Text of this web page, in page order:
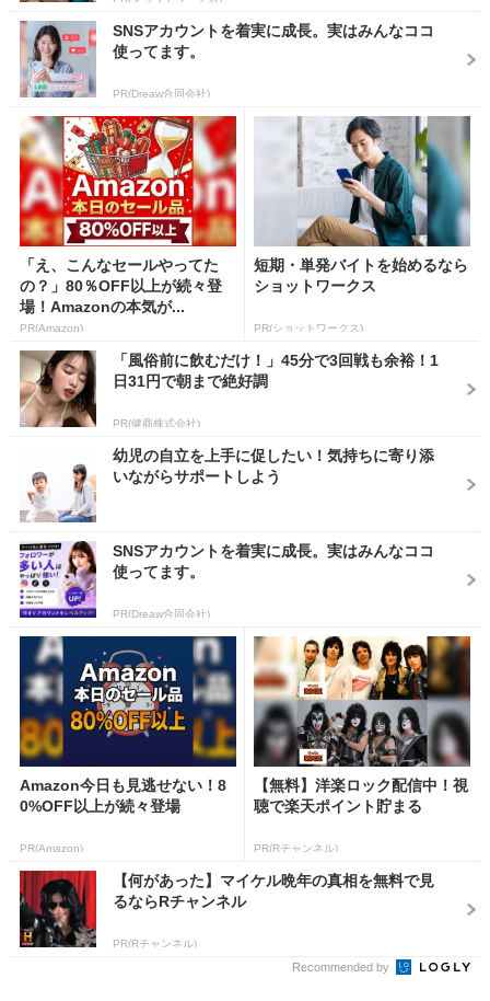
SNSアカウントを着実に成長。実はみんなココ
使ってます。
PR(Dreaw合同会社)
「え、こんなセールやってた
の？」80％OFF以上が続々登
場！Amazonの本気が...
PR(Amazon)
短期・単発バイトを始めるなら
ショットワークス
PR(ショットワークス)
「風俗前に飲むだけ！」45分で3回戦も余裕！1
日31円で朝まで絶好調
PR(健商株式会社)
幼児の自立を上手に促したい！気持ちに寄り添
いながらサポートしよう
SNSアカウントを着実に成長。実はみんなココ
使ってます。
PR(Dreaw合同会社)
Amazon今日も見逃せない！8
0%OFF以上が続々登場
PR(Amazon)
【無料】洋楽ロック配信中！視
聴で楽天ポイント貯まる
PR(Rチャンネル)
【何があった】マイケル晩年の真相を無料で見
るならRチャンネル
PR(Rチャンネル)
Recommended by